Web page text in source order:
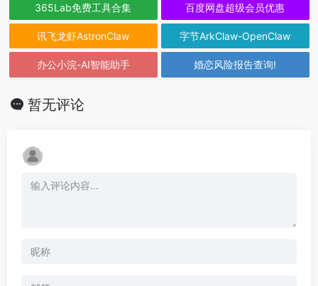
365Lab免费工具合集 百度网盘超级会员优惠
讯飞龙虾AstronClaw 字节ArkClaw-OpenClaw
办公小浣-AI智能助手 婚恋风险报告查询!
暂无评论